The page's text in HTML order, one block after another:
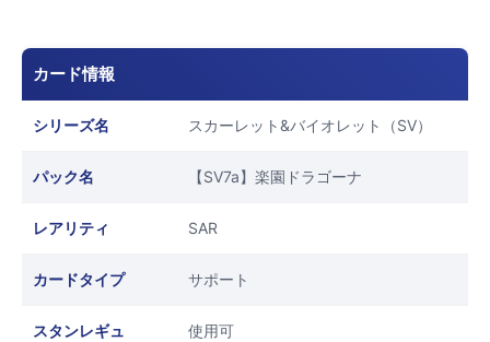
カード情報
シリーズ名 スカーレット&バイオレット（SV）
パック名 【SV7a】楽園ドラゴーナ
レアリティ SAR
カードタイプ サポート
スタンレギュ 使用可